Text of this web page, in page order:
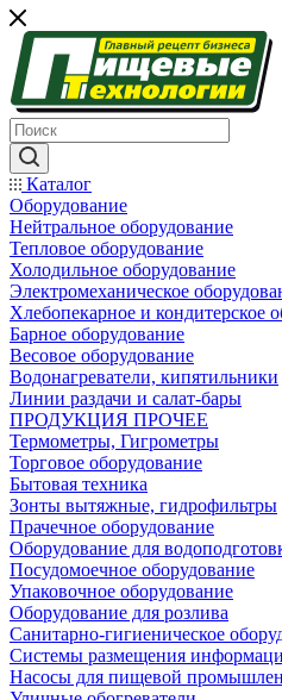
Каталог
Оборудование
Нейтральное оборудование
Тепловое оборудование
Холодильное оборудование
Электромеханическое
Хлебопекарное и кондитерское
Барное оборудование
Весовое оборудование
Водонагреватели, кипятильники
Линии раздачи и салат-бары
ПРОДУКЦИЯ ПРОЧЕЕ
Термометры, Гигрометры
Торговое оборудование
Бытовая техника
Зонты вытяжные, гидрофильтры
Прачечное оборудование
Оборудование для
Посудомоечное оборудование
Упаковочное оборудование
Оборудование для розлива
Санитарно-гигиеническое
Системы размещения
Насосы для пищевой